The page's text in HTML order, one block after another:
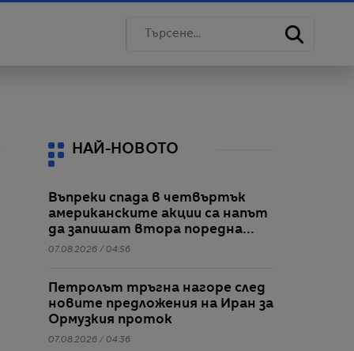
НАЙ-НОВОТО
Въпреки спада в четвъртък
американските акции са напът
да запишат втора поредна
седмица на повишения
07.08.2026 / 04:56
Петролът тръгна нагоре след
новите предложения на Иран за
Ормузкия проток
07.08.2026 / 04:36